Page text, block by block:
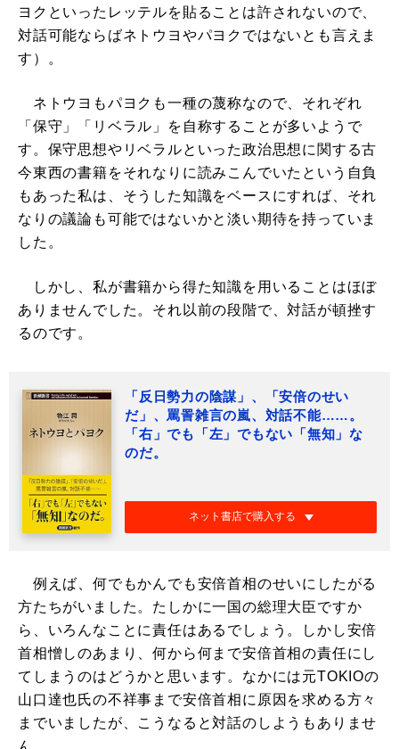
ヨクといったレッテルを貼ることは許されないので、
対話可能ならばネトウヨやパヨクではないとも言えま
す）。
ネトウヨもパヨクも一種の蔑称なので、それぞれ
「保守」「リベラル」を自称することが多いようで
す。保守思想やリベラルといった政治思想に関する古
今東西の書籍をそれなりに読みこんでいたという自負
もあった私は、そうした知識をベースにすれば、それ
なりの議論も可能ではないかと淡い期待を持っていま
した。
しかし、私が書籍から得た知識を用いることはほぼ
ありませんでした。それ以前の段階で、対話が頓挫す
るのです。
「反日勢力の陰謀」、「安倍のせい
だ」、罵詈雑言の嵐、対話不能……。
「右」でも「左」でもない「無知」な
のだ。
ネット書店で購入する
例えば、何でもかんでも安倍首相のせいにしたがる
方たちがいました。たしかに一国の総理大臣ですか
ら、いろんなことに責任はあるでしょう。しかし安倍
首相憎しのあまり、何から何まで安倍首相の責任にし
てしまうのはどうかと思います。なかには元TOKIOの
山口達也氏の不祥事まで安倍首相に原因を求める方々
までいましたが、こうなると対話のしようもありませ
ん。